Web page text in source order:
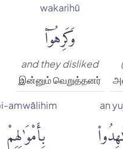
wakarihū
وَكَرِهُوٓا۟
and they disliked
இன்னும் வெறுத்தனர்
an
amwālihim
بِأَمْوَٰلِهِمْ